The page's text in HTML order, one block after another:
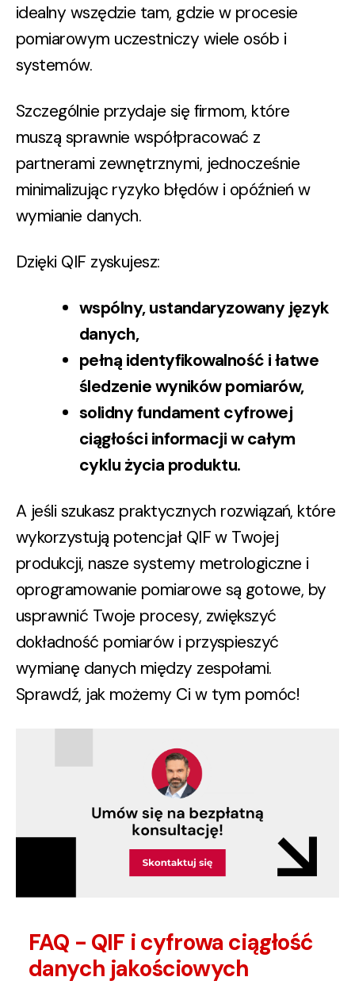
idealny wszędzie tam, gdzie w procesie
pomiarowym uczestniczy wiele osób i
systemów.
Szczególnie przydaje się firmom, które
muszą sprawnie współpracować z
partnerami zewnętrznymi, jednocześnie
minimalizując ryzyko błędów i opóźnień w
wymianie danych.
Dzięki QIF zyskujesz:
wspólny, ustandaryzowany język
danych,
pełną identyfikowalność i łatwe
śledzenie wyników pomiarów,
solidny fundament cyfrowej
ciągłości informacji w całym
cyklu życia produktu.
A jeśli szukasz praktycznych rozwiązań, które
wykorzystują potencjał QIF w Twojej
produkcji, nasze systemy metrologiczne i
oprogramowanie pomiarowe są gotowe, by
usprawnić Twoje procesy, zwiększyć
dokładność pomiarów i przyspieszyć
wymianę danych między zespołami.
Sprawdź, jak możemy Ci w tym pomóc!
FAQ - QIF i cyfrowa ciągłość
danych jakościowych